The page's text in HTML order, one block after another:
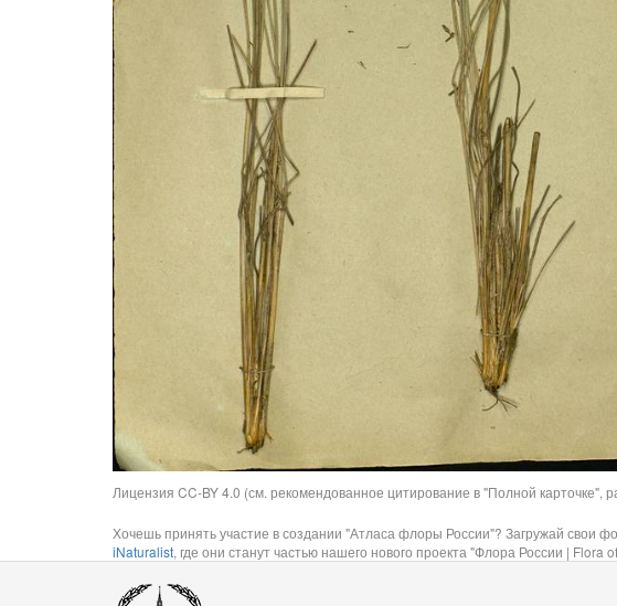
Лицензия CC-BY 4.0 (см. рекомендованное цитирование в "Полной карточке",
Хочешь принять участие в создании "Атласа флоры России"? Загружай свои
iNaturalist, где они станут частью нашего нового проекта "Флора России | Flora